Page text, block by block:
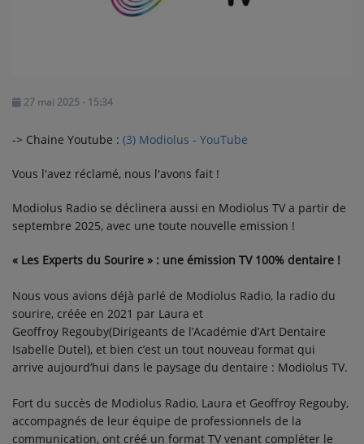
ARTISTES
PLAYLIST
TITRES DIFFUSÉS
Médias
PHOTOS
PODCASTS
VIDÉOS
Participez
DÉDICACES
27 mai 2025 - 15:34
-> Chaine Youtube : (3) Modiolus - YouTube
Vous l'avez réclamé, nous l'avons fait !
Modiolus Radio se déclinera aussi en Modiolus TV a partir de
septembre 2025, avec une toute nouvelle emission !
« Les Experts du Sourire » : une émission TV 100% dentaire !
Nous vous avions déjà parlé de Modiolus Radio, la radio du
sourire, créée en 2021 par Laura et
Geoffroy Regouby(Dirigeants de l’Académie d’Art Dentaire
Isabelle Dutel), et bien c’est un tout nouveau format qui
arrive aujourd’hui dans le paysage du dentaire : Modiolus TV.
Fort du succès de Modiolus Radio, Laura et Geoffroy Regouby,
accompagnés de leur équipe de professionnels de la
communication, ont créé un format TV venant compléter le